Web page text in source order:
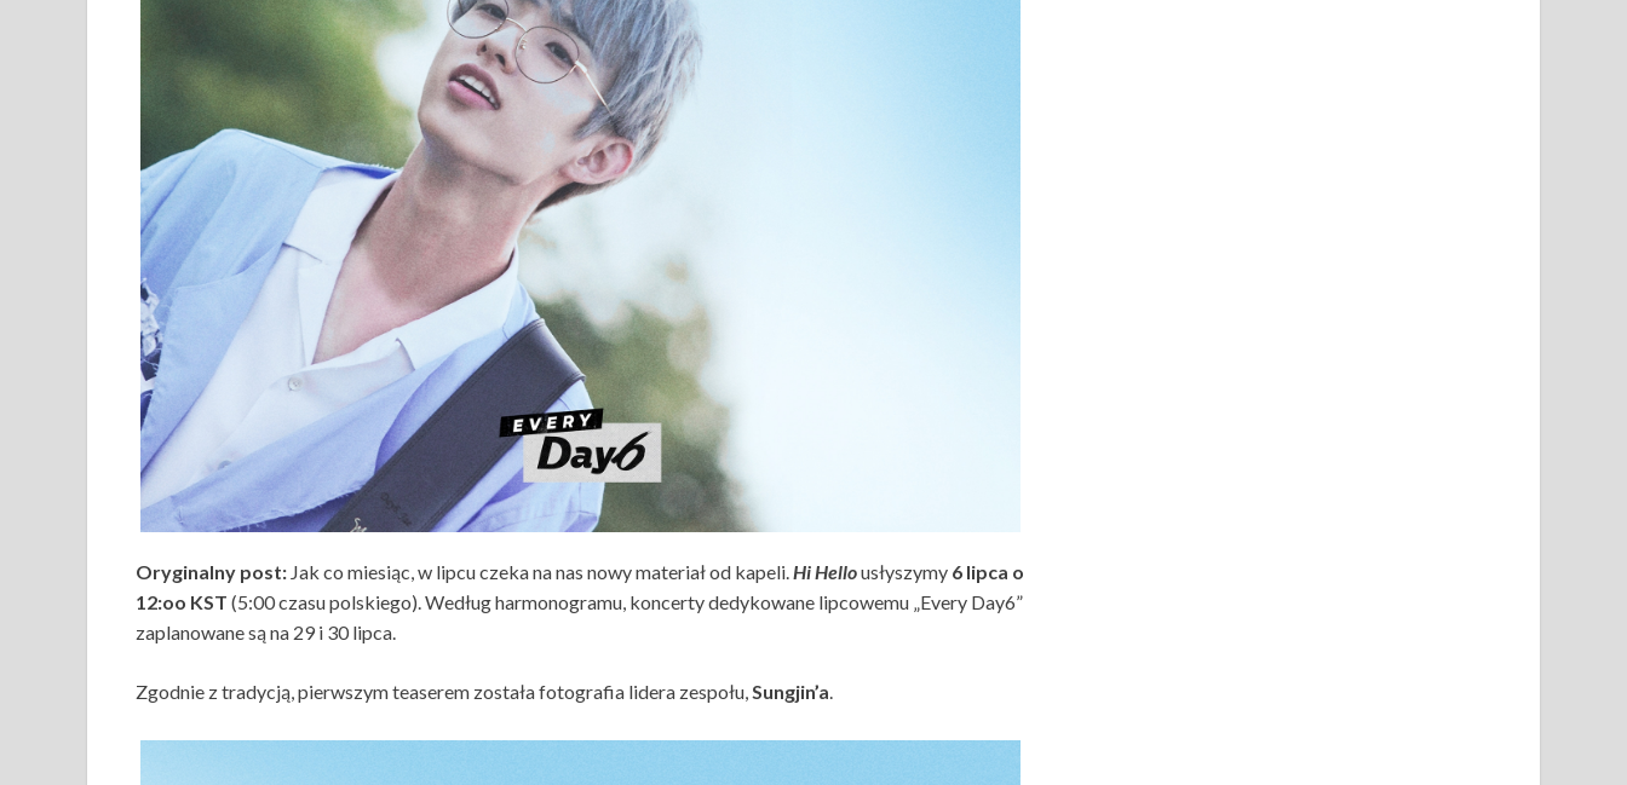
Oryginalny post: Jak co miesiąc, w lipcu czeka na nas nowy materiał od kapeli.Hi Hellousłyszymy 6 lipca o
12:oo KST (5:00 czasu polskiego). Według harmonogramu, koncerty dedykowane lipcowemu „Every Day6”
zaplanowane są na 29 i 30 lipca.
Zgodnie z tradycją, pierwszym teaserem została fotografia lidera zespołu,Sungjin’a.